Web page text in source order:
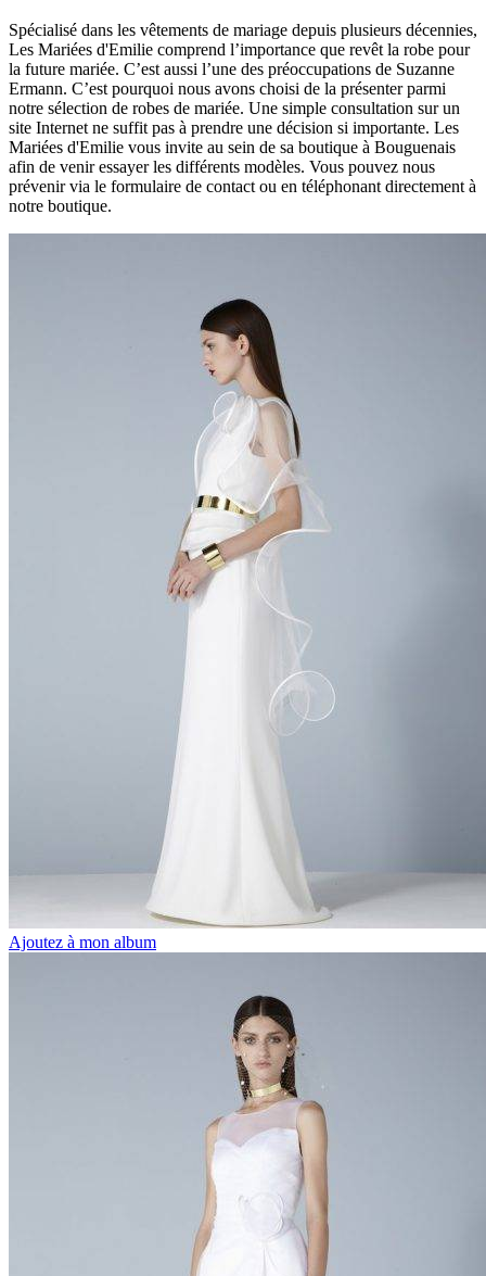
Spécialisé dans les vêtements de mariage depuis plusieurs décennies,
Les Mariées d'Emilie comprend l’importance que revêt la robe pour
la future mariée. C’est aussi l’une des préoccupations de Suzanne
Ermann. C’est pourquoi nous avons choisi de la présenter parmi
notre sélection de robes de mariée. Une simple consultation sur un
site Internet ne suffit pas à prendre une décision si importante. Les
Mariées d'Emilie vous invite au sein de sa boutique à Bouguenais
afin de venir essayer les différents modèles. Vous pouvez nous
prévenir via le formulaire de contact ou en téléphonant directement à
notre boutique.
Ajoutez à mon album